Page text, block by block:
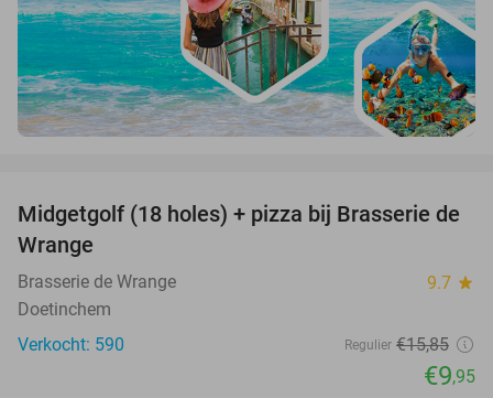
37%
Midgetgolf (18 holes) + pizza bij Brasserie de
Wrange
Brasserie de Wrange 9.7 star
Doetinchem
Verkocht: 590
Regulier €15,85
€9,95